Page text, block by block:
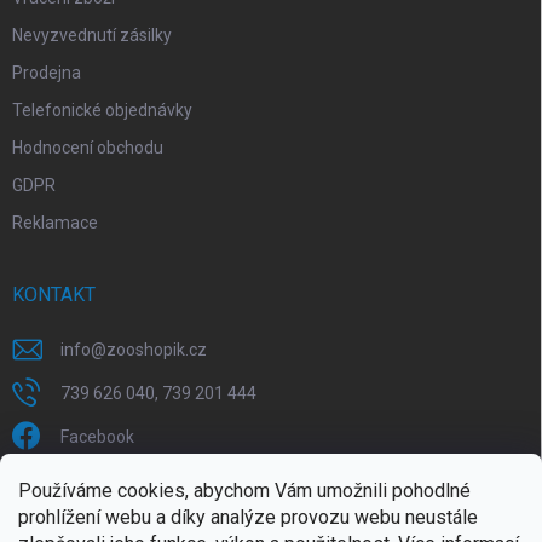
Používáme cookies, abychom Vám umožnili pohodlné
prohlížení webu a díky analýze provozu webu neustále
Nevyzvednutí zásilky
Prodejna
Telefonické objednávky
Hodnocení obchodu
GDPR
Reklamace
KONTAKT
info@zooshopik.cz
739 626 040, 739 201 444
Facebook
FACEBOOK